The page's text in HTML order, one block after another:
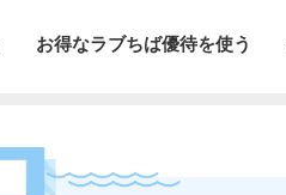
お得なラブちば優待を使う